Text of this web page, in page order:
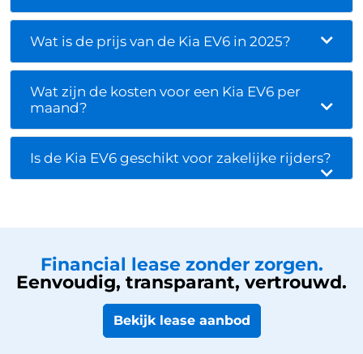
Wat is de prijs van de Kia EV6 in 2025?
Wat zijn de kosten voor een Kia EV6 per
maand?
Is de Kia EV6 geschikt voor zakelijke rijders?
Financial lease zonder zorgen.
Eenvoudig, transparant, vertrouwd.
Bekijk lease aanbod